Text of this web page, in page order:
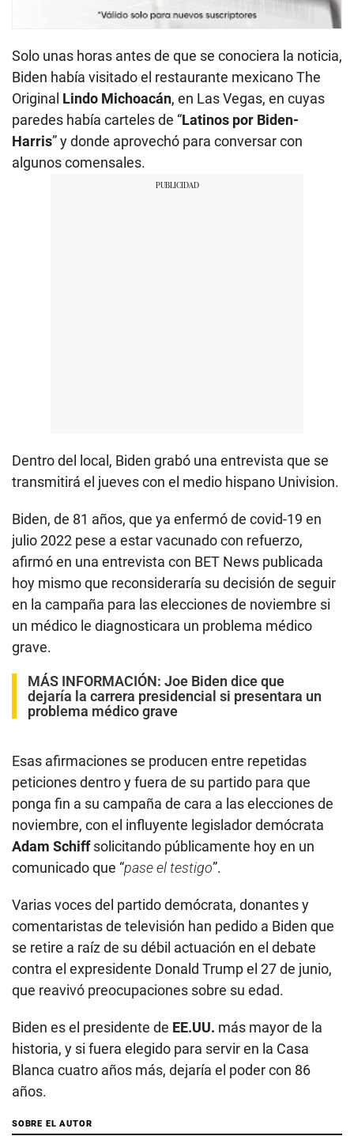
Solo unas horas antes de que se conociera la noticia,
Biden había visitado el restaurante mexicano The
Original Lindo Michoacán, en Las Vegas, en cuyas
paredes había carteles de “Latinos por Biden-
Harris” y donde aprovechó para conversar con
algunos comensales.
Dentro del local, Biden grabó una entrevista que se
transmitirá el jueves con el medio hispano Univision.
Biden, de 81 años, que ya enfermó de covid-19 en
julio 2022 pese a estar vacunado con refuerzo,
afirmó en una entrevista con BET News publicada
hoy mismo que reconsideraría su decisión de seguir
en la campaña para las elecciones de noviembre si
un médico le diagnosticara un problema médico
grave.
MÁS INFORMACIÓN: Joe Biden dice que
dejaría la carrera presidencial si presentara un
problema médico grave
Esas afirmaciones se producen entre repetidas
peticiones dentro y fuera de su partido para que
ponga fin a su campaña de cara a las elecciones de
noviembre, con el influyente legislador demócrata
Adam Schiffsolicitando públicamente hoy en un
comunicado que “pase el testigo”.
Varias voces del partido demócrata, donantes y
comentaristas de televisión han pedido a Biden que
se retire a raíz de su débil actuación en el debate
contra el expresidente Donald Trump el 27 de junio,
que reavivó preocupaciones sobre su edad.
Biden es el presidente de EE.UU. más mayor de la
historia, y si fuera elegido para servir en la Casa
Blanca cuatro años más, dejaría el poder con 86
años.
SOBRE EL AUTOR